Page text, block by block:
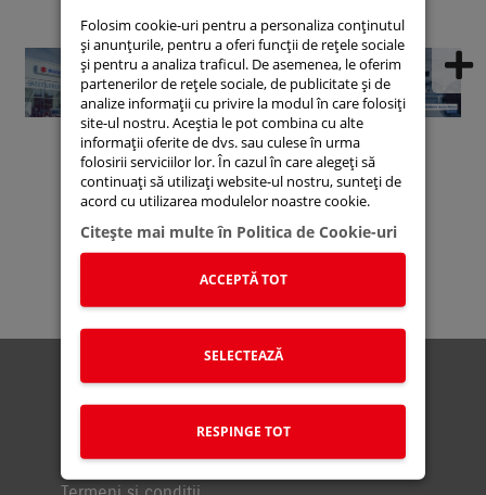
Folosim cookie-uri pentru a personaliza conținutul
și anunțurile, pentru a oferi funcții de rețele sociale
și pentru a analiza traficul. De asemenea, le oferim
partenerilor de rețele sociale, de publicitate și de
analize informații cu privire la modul în care folosiți
site-ul nostru. Aceștia le pot combina cu alte
informații oferite de dvs. sau culese în urma
folosirii serviciilor lor. În cazul în care alegeți să
continuați să utilizați website-ul nostru, sunteți de
acord cu utilizarea modulelor noastre cookie.
Citeşte mai multe în Politica de Cookie-uri
ACCEPTĂ TOT
SELECTEAZĂ
RESPINGE TOT
Suzuki Connect
Suzuki Autoturisme
Suzuki Moto
Suzuki Global
Stoc Online
Service Portal
Noutati Lista de prețuri
Politica de confidentialitate
Recodificare combustibil